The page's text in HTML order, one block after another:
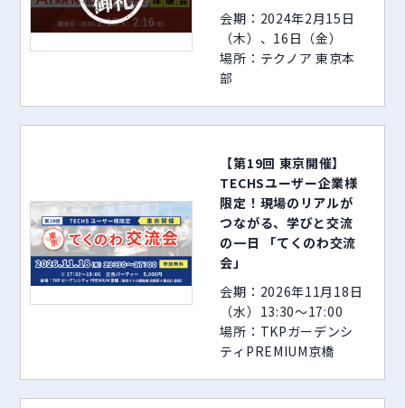
会期：2024年2月15日
（木）、16日（金）
場所：テクノア 東京本
部
【第19回 東京開催】
TECHSユーザー企業様
限定！現場のリアルが
つながる、学びと交流
の一日 「てくのわ交流
会」
会期：2026年11月18日
（水）13:30～17:00
場所：TKPガーデンシ
ティPREMIUM京橋